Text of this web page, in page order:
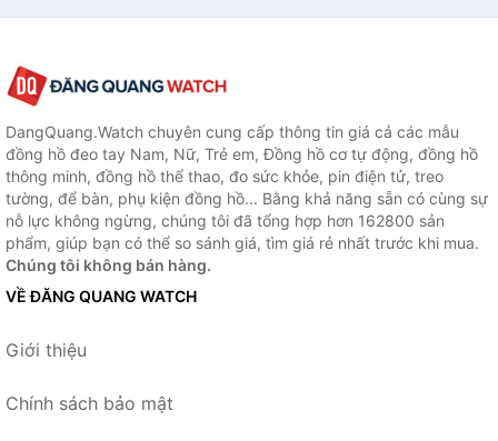
DangQuang.Watch chuyên cung cấp thông tin giá cả các mẫu
đồng hồ đeo tay Nam, Nữ, Trẻ em, Đồng hồ cơ tự động, đồng hồ
thông minh, đồng hồ thể thao, đo sức khỏe, pin điện tử, treo
tường, để bàn, phụ kiện đồng hồ... Bằng khả năng sẵn có cùng sự
nỗ lực không ngừng, chúng tôi đã tổng hợp hơn 162800 sản
phẩm, giúp bạn có thể so sánh giá, tìm giá rẻ nhất trước khi mua.
Chúng tôi không bán hàng.
VỀ ĐĂNG QUANG WATCH
Giới thiệu
Chính sách bảo mật